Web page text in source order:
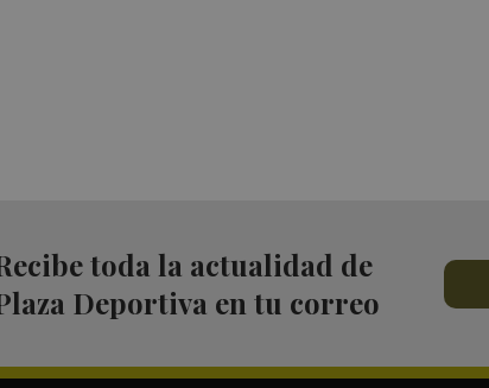
toda la actualidad de
Deportiva en tu correo